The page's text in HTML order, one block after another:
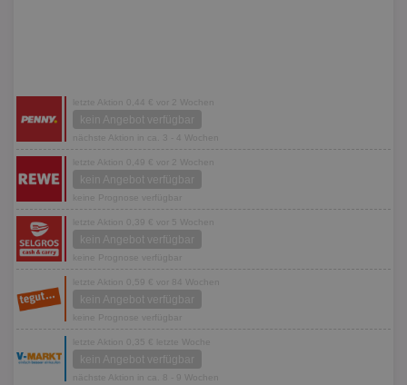
letzte Aktion 0,44 € vor 2 Wochen
kein Angebot verfügbar
nächste Aktion in ca. 3 - 4 Wochen
letzte Aktion 0,49 € vor 2 Wochen
kein Angebot verfügbar
keine Prognose verfügbar
letzte Aktion 0,39 € vor 5 Wochen
kein Angebot verfügbar
keine Prognose verfügbar
letzte Aktion 0,59 € vor 84 Wochen
kein Angebot verfügbar
keine Prognose verfügbar
letzte Aktion 0,35 € letzte Woche
kein Angebot verfügbar
nächste Aktion in ca. 8 - 9 Wochen